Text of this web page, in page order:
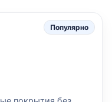
Популярно